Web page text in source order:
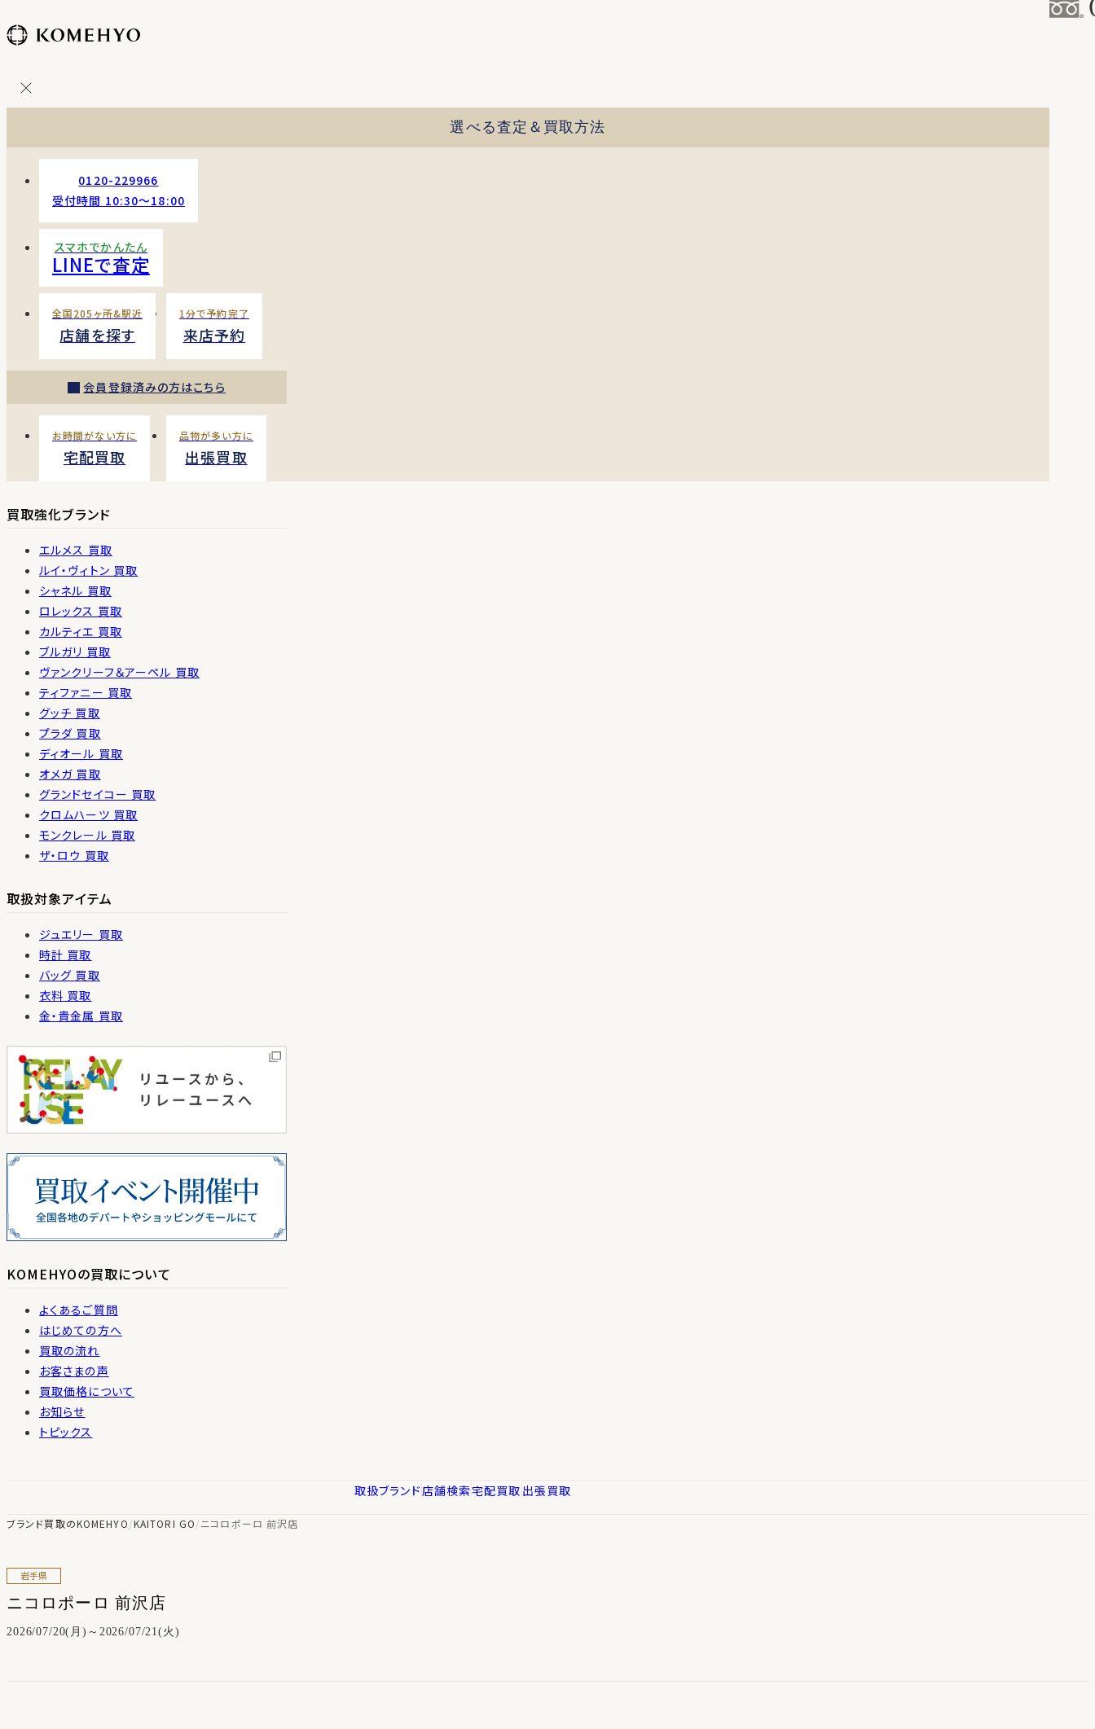
ン
選べる査定＆買取方法
0120-229966
受付時間 10:30〜18:00
スマホでかんたん
LINEで査定
全国205ヶ所&駅近
店舗を探す
1分で予約完了
来店予約
会員登録済みの方はこちら
お時間がない方に
宅配買取
品物が多い方に
出張買取
買取強化ブランド
エルメス 買取
ルイ・ヴィトン 買取
シャネル 買取
ロレックス 買取
カルティエ 買取
ブルガリ 買取
ヴァンクリーフ＆アーペル 買取
ティファニー 買取
グッチ 買取
プラダ 買取
ディオール 買取
オメガ 買取
グランドセイコー 買取
クロムハーツ 買取
モンクレール 買取
ザ・ロウ 買取
取扱対象アイテム
ジュエリー 買取
時計 買取
バッグ 買取
衣料 買取
金・貴金属 買取
KOMEHYOの買取について
よくあるご質問
はじめての方へ
買取の流れ
お客さまの声
買取価格について
お知らせ
トピックス
取扱ブランド店舗検索宅配買取 出張買取
ブランド買取のKOMEHYO/KAITORI GO/ニコロポーロ 前沢店
岩手県
ニコロポーロ 前沢店
2026/07/20(月)～2026/07/21(火)